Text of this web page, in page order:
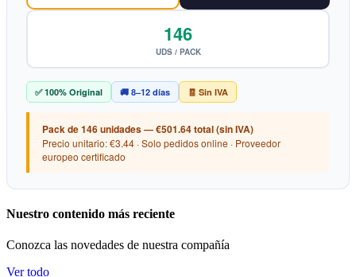
146
UDS / PACK
✅ 100% Original 🚚 8–12 días 🧾 Sin IVA
Pack de 146 unidades — €501.64 total (sin IVA)
Precio unitario: €3.44 · Solo pedidos online · Proveedor
europeo certificado
Nuestro contenido más reciente
Conozca las novedades de nuestra compañía
Ver todo